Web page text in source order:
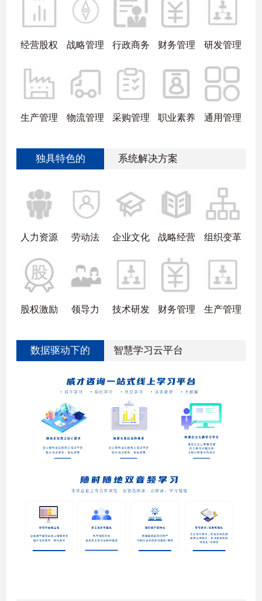
经营股权 战略管理 行政商务 财务管理 研发管理
生产管理 物流管理 采购管理 职业素养 通用管理
独具特色的 系统解决方案
人力资源 劳动法 企业文化 战略经营 组织变革
股权激励 领导力 技术研发 财务管理 生产管理
数据驱动下的 智慧学习云平台